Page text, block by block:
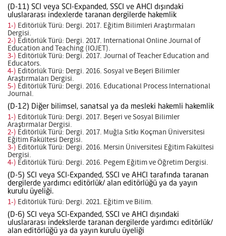
(D-11) SCI veya SCI-Expanded, SSCI ve AHCI dışındaki
uluslararası indexlerde taranan dergilerde hakemlik
1-) Editörlük Türü: Dergi. 2017. Eğitim Bilimleri Araştırmaları
Dergisi.
2-) Editörlük Türü: Dergi. 2017. International Online Journal of
Education and Teaching (IOJET).
3-) Editörlük Türü: Dergi. 2017. Journal of Teacher Education and
Educators.
4-) Editörlük Türü: Dergi. 2016. Sosyal ve Beşeri Bilimler
Araştırmaları Dergisi.
5-) Editörlük Türü: Dergi. 2016. Educational Process International
Journal.
(D-12) Diğer bilimsel, sanatsal ya da mesleki hakemli hakemlik
1-) Editörlük Türü: Dergi. 2017. Beşeri ve Sosyal Bilimler
Araştırmalar Dergisi.
2-) Editörlük Türü: Dergi. 2017. Muğla Sıtkı Koçman Üniversitesi
Eğitim Fakültesi Dergisi.
3-) Editörlük Türü: Dergi. 2016. Mersin Üniversitesi Eğitim Fakültesi
Dergisi.
4-) Editörlük Türü: Dergi. 2016. Pegem Eğitim ve Öğretim Dergisi.
(D-5) SCI veya SCI-Expanded, SSCI ve AHCI tarafında taranan
dergilerde yardımcı editörlük/ alan editörlüğü ya da yayın
kurulu üyeliği.
1-) Editörlük Türü: Dergi. 2021. Eğitim ve Bilim.
(D-6) SCI veya SCI-Expanded, SSCI ve AHCI dışındaki
uluslararası indekslerde taranan dergilerde yardımcı editörlük/
alan editörlüğü ya da yayın kurulu üyeliği